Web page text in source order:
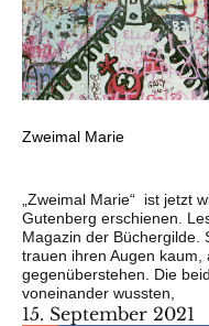
Zweimal Marie
„Zweimal Marie“ ist jetzt
Gutenberg erschienen.
Magazin der Büchergilde.
trauen ihren Augen
gegenüberstehen. Die
voneinander wussten,
15. September 2021